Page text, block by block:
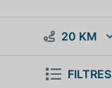
20 KM
FILTRES